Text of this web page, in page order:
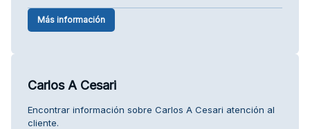
Más información
Carlos A Cesari
Encontrar información sobre Carlos A Cesari atención al
cliente.